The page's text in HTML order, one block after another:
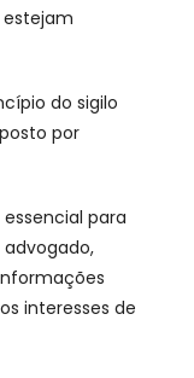
do sigilo
por
para
interesses de